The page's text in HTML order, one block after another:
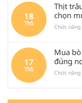
18
Th5
Thịt
chọn
Chức
17
Th5
Mua
đúng
Chức